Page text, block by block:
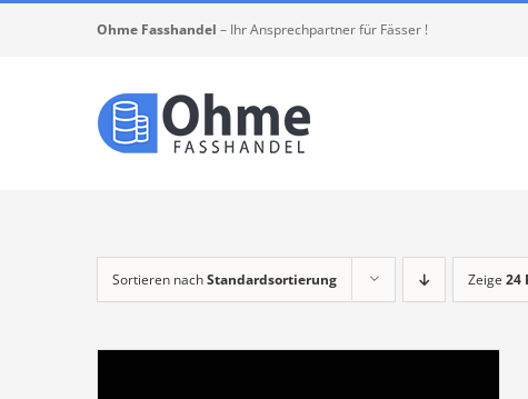
Ohme Fasshandel – Ihr Ansprechpartner für Fässer !
Sortieren nachStandardsortierung Zeige 24